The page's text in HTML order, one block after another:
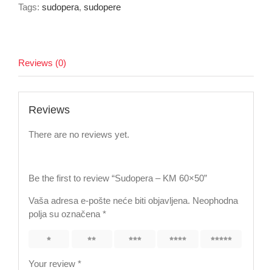
Tags: sudopera, sudopere
Reviews (0)
Reviews
There are no reviews yet.
Be the first to review “Sudopera – KM 60×50”
Vaša adresa e-pošte neće biti objavljena. Neophodna
polja su označena*
Your review *